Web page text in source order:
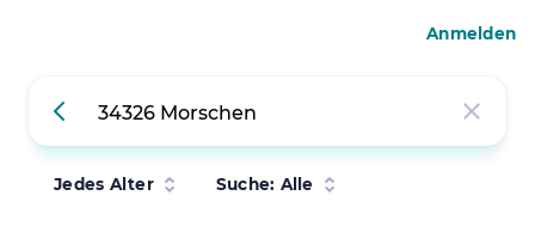
Jedes Alter Suche: Alle
Anmelden